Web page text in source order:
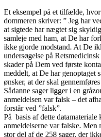
Et eksempel på et tilfælde,
dommeren skriver: ” Jeg har
at sigtede har nægtet sig
samleje med ham, at De har
ikke gjorde modstand. At De
undersøgelse på
skader på Dem ved første
meddelt, at De har genoptaget
ønsker, at der skal
Sådanne sager ligger i en
anmeldelsen var falsk – det
forstår ved ”falsk”.
På basis af dette
anmeldelserne var falske. Men
stor del af de 258 sager, der